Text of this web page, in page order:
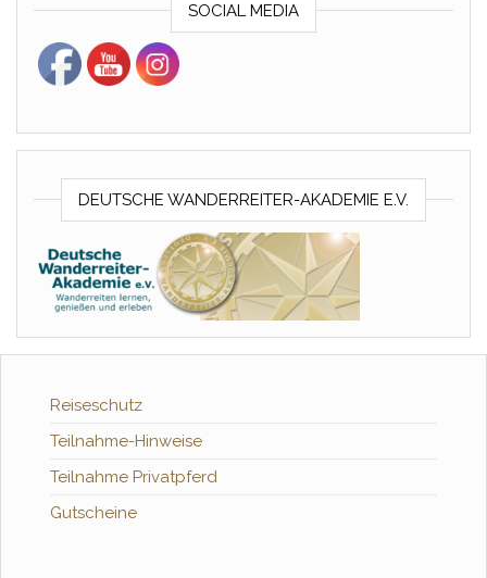
SOCIAL MEDIA
DEUTSCHE WANDERREITER-AKADEMIE E.V.
Reiseschutz
Teilnahme-Hinweise
Teilnahme Privatpferd
Gutscheine